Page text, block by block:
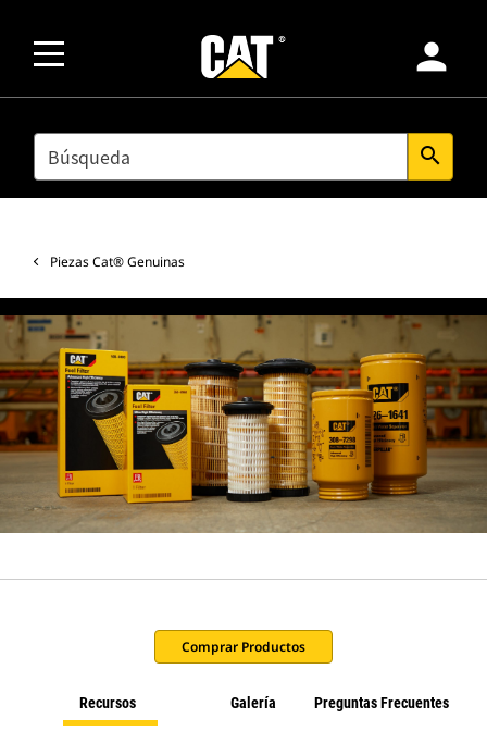
person
SEARCH search
Piezas Cat® Genuinas
Comprar Productos
Recursos Galería Preguntas Frecuentes